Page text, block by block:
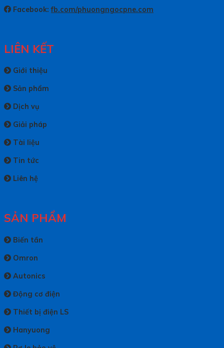
Facebook:fb.com/phuongngocpne.com
LIÊN KẾT
Giới thiệu
Sản phẩm
Dịch vụ
Giải pháp
Tài liệu
Tin tức
Liên hệ
SẢN PHẨM
Biến tần
Omron
Autonics
Động cơ điện
Thiết bị điện LS
Hanyuong